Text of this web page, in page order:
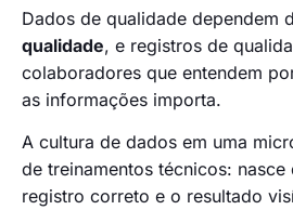
Dados de qualidade dependem
qualidade, e registros de
colaboradores que entendem
as informações importa.
A cultura de dados em uma
de treinamentos técnicos:
registro correto e o resultado